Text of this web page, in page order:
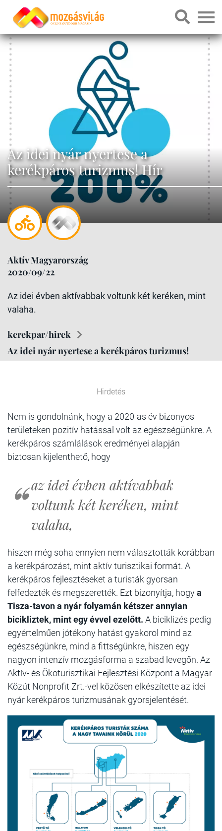
Az idei nyár nyertese a
kerékpáros turizmus! Hír
Aktív Magyarország
2020/09/22
Az idei évben aktívabbak voltunk két keréken, mint
valaha.
kerekpar/hirek
Az idei nyár nyertese a kerékpáros turizmus!
Hirdetés
Nem is gondolnánk, hogy a 2020-as év bizonyos
területeken pozitív hatással volt az egészségünkre. A
kerékpáros számlálások eredményei alapján
biztosan kijelenthető, hogy
az idei évben aktívabbak
voltunk két keréken, mint
valaha,
hiszen még soha ennyien nem választották korábban
a kerékpározást, mint aktív turisztikai formát. A
kerékpáros fejlesztéseket a turisták gyorsan
felfedezték és megszerették. Ezt bizonyítja, hogya
Tisza-tavon a nyár folyamán kétszer annyian
bicikliztek, mint egy évvel ezelőtt. A biciklizés pedig
egyértelműen jótékony hatást gyakorol mind az
egészségünkre, mind a fittségünkre, hiszen egy
nagyon intenzív mozgásforma a szabad levegőn. Az
Aktív- és Ökoturisztikai Fejlesztési Központ a Magyar
Közút Nonprofit Zrt.-vel közösen elkészítette az idei
nyár kerékpáros turizmusának gyorsjelentését.